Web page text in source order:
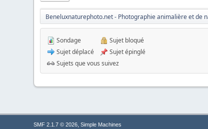
Beneluxnaturephoto.net - Photographie animalière et de
Sondage
Sujet déplacé
Sujet bloqué
Sujet épinglé
Sujets que vous suivez
SMF 2.1.7 © 2026,Simple Machines